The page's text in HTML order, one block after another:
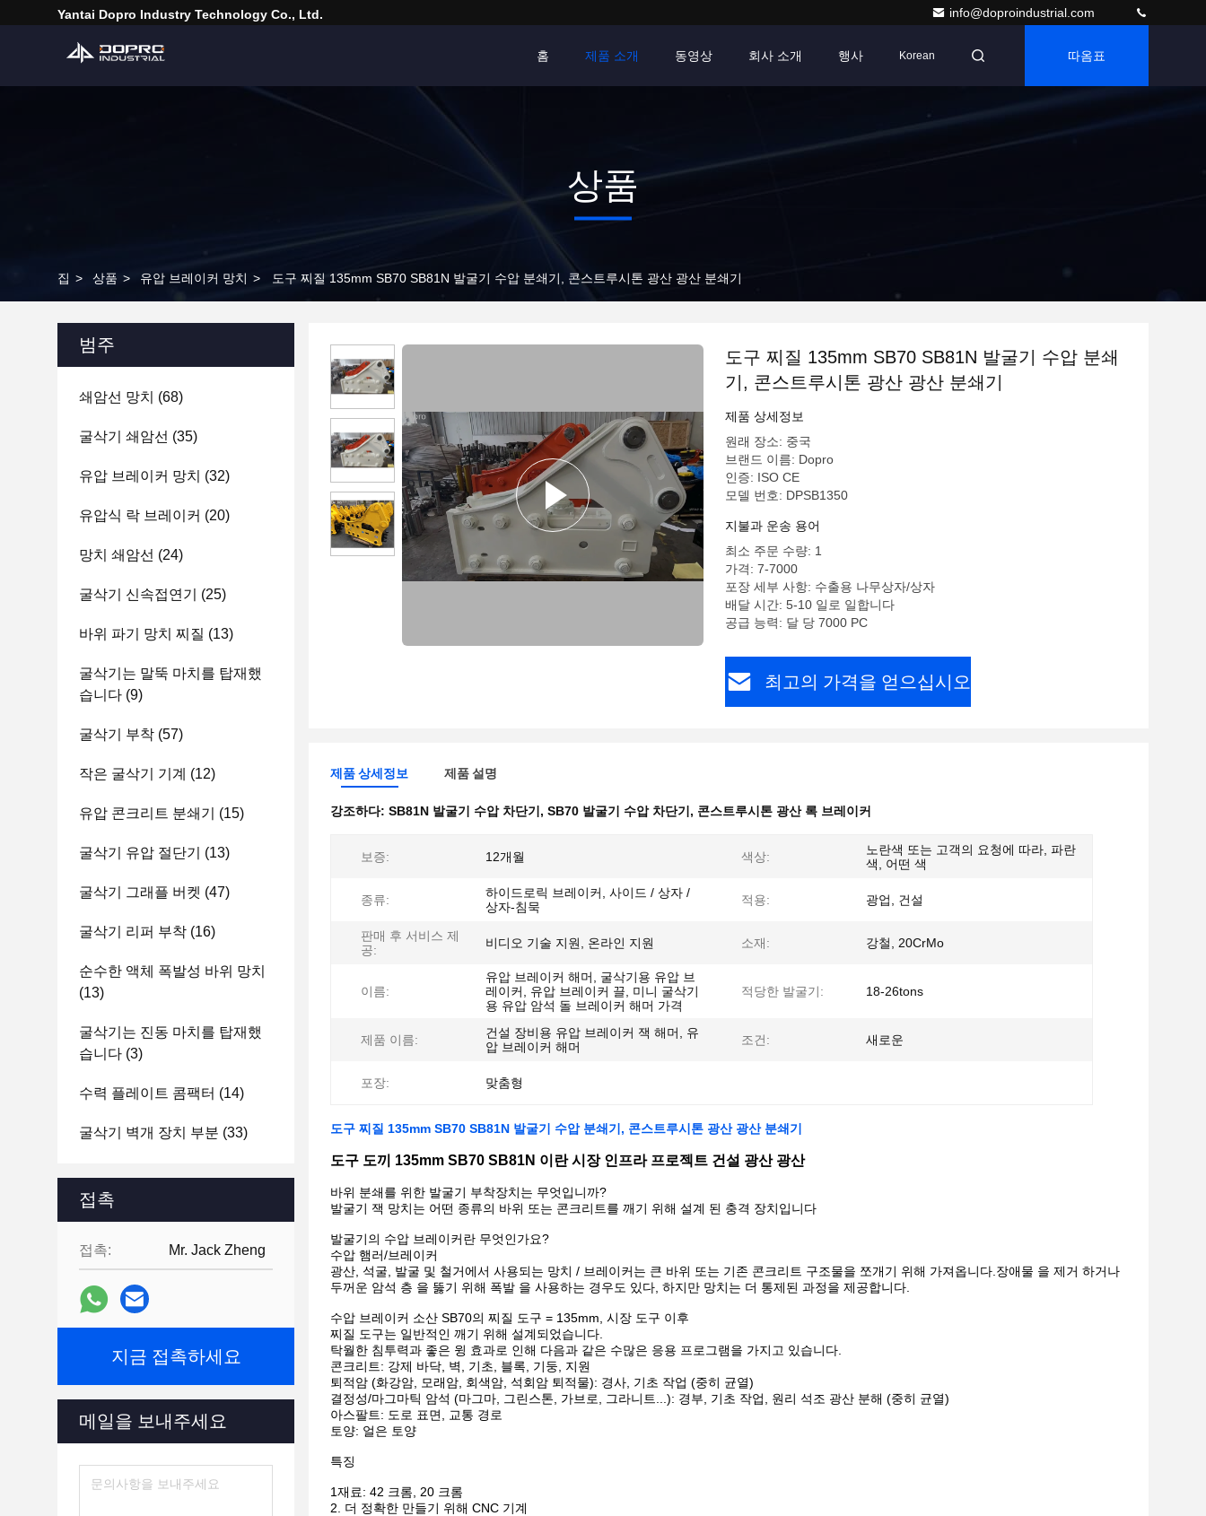
Yantai Dopro Industry Technology Co., Ltd. info@doproindustrial.com
홈 제품 소개 동영상 회사 소개 행사 Korean 따옴표
상품
집 > 상품 > 유압 브레이커 망치 > 도구 찌질 135mm SB70 SB81N 발굴기 수압 분쇄기, 콘스트루시톤 광산 광산 분쇄기
범주
쇄암선 망치 (68)
굴삭기 쇄암선 (35)
유압 브레이커 망치 (32)
유압식 락 브레이커 (20)
망치 쇄암선 (24)
굴삭기 신속접연기 (25)
바위 파기 망치 찌질 (13)
굴삭기는 말뚝 마치를 탑재했
습니다 (9)
굴삭기 부착 (57)
작은 굴삭기 기계 (12)
유압 콘크리트 분쇄기 (15)
굴삭기 유압 절단기 (13)
굴삭기 그래플 버켓 (47)
굴삭기 리퍼 부착 (16)
순수한 액체 폭발성 바위 망치
(13)
굴삭기는 진동 마치를 탑재했
습니다 (3)
수력 플레이트 콤팩터 (14)
굴삭기 벽개 장치 부분 (33)
접촉
접촉: Mr. Jack Zheng
지금 접촉하세요
메일을 보내주세요
도구 찌질 135mm SB70 SB81N 발굴기 수압 분쇄
기, 콘스트루시톤 광산 광산 분쇄기
제품 상세정보
원래 장소: 중국
브랜드 이름: Dopro
인증: ISO CE
모델 번호: DPSB1350
지불과 운송 용어
최소 주문 수량: 1
가격: 7-7000
포장 세부 사항: 수출용 나무상자/상자
배달 시간: 5-10 일로 일합니다
공급 능력: 달 당 7000 PC
최고의 가격을 얻으십시오
제품 상세정보 제품 설명
강조하다: SB81N 발굴기 수압 차단기 , SB70 발굴기 수압 차단기 , 콘스트루시톤 광산 록 브레이커
보증: 12개월 색상:
노란색 또는 고객의 요청에 따라, 파란
색, 어떤 색
종류:
하이드로릭 브레이커, 사이드 / 상자 /
상자-침묵
적용: 광업, 건설
판매 후 서비스 제
공:
비디오 기술 지원, 온라인 지원 소재: 강철, 20CrMo
이름:
유압 브레이커 해머, 굴삭기용 유압 브
레이커, 유압 브레이커 끌, 미니 굴삭기
용 유압 암석 돌 브레이커 해머 가격
적당한 발굴기: 18-26tons
제품 이름:
건설 장비용 유압 브레이커 잭 해머, 유
압 브레이커 해머
조건: 새로운
포장: 맞춤형
도구 찌질 135mm SB70 SB81N 발굴기 수압 분쇄기, 콘스트루시톤 광산 광산 분쇄기
도구 도끼 135mm SB70 SB81N 이란 시장 인프라 프로젝트 건설 광산 광산
바위 분쇄를 위한 발굴기 부착장치는 무엇입니까?
발굴기 잭 망치는 어떤 종류의 바위 또는 콘크리트를 깨기 위해 설계 된 충격 장치입니다
발굴기의 수압 브레이커란 무엇인가요?
수압 햄러/브레이커
광산, 석굴, 발굴 및 철거에서 사용되는 망치 / 브레이커는 큰 바위 또는 기존 콘크리트 구조물을 쪼개기 위해 가져옵니다.장애물 을 제거 하거나
두꺼운 암석 층 을 뚫기 위해 폭발 을 사용하는 경우도 있다, 하지만 망치는 더 통제된 과정을 제공합니다.
수압 브레이커 소산 SB70의 찌질 도구 = 135mm, 시장 도구 이후
찌질 도구는 일반적인 깨기 위해 설계되었습니다.
탁월한 침투력과 좋은 윙 효과로 인해 다음과 같은 수많은 응용 프로그램을 가지고 있습니다.
콘크리트: 강제 바닥, 벽, 기초, 블록, 기둥, 지원
퇴적암 (화강암, 모래암, 회색암, 석회암 퇴적물): 경사, 기초 작업 (중히 균열)
결정성/마그마틱 암석 (마그마, 그린스톤, 가브로, 그라니트...): 경부, 기초 작업, 원리 석조 광산 분해 (중히 균열)
아스팔트: 도로 표면, 교통 경로
토양: 얼은 토양
특징
1재료: 42 크롬, 20 크롬
2. 더 정확한 만들기 위해 CNC 기계